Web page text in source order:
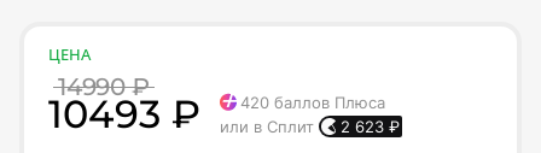
ЦЕНА
14990 ₽
10493 ₽ 420 баллов Плюса
или в Сплит
2 623 ₽